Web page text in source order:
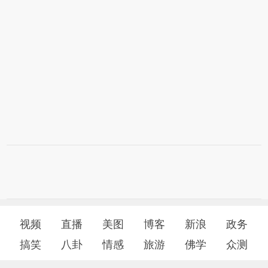
视频 直播 美图 博客 新浪
政务
搞笑
八卦 情感 旅游 佛学 众测